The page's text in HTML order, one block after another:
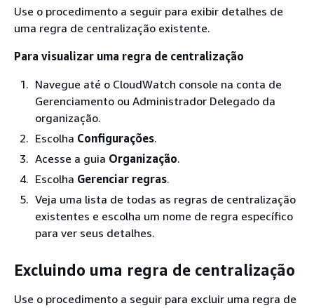
Use o procedimento a seguir para exibir detalhes de
uma regra de centralização existente.
Para visualizar uma regra de centralização
Navegue até o CloudWatch console na conta de
Gerenciamento ou Administrador Delegado da
organização.
Escolha Configurações.
Acesse a guia Organização.
Escolha Gerenciar regras.
Veja uma lista de todas as regras de centralização
existentes e escolha um nome de regra específico
para ver seus detalhes.
Excluindo uma regra de centralização
Use o procedimento a seguir para excluir uma regra de